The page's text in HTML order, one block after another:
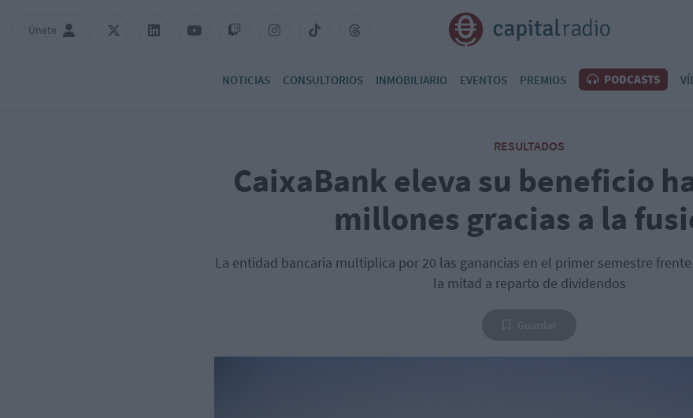
Únete
NOTICIAS CONSULTORIOS INMOBILIARIO EVENTOS PREMIOS PODCASTS
RESULTADOS
CaixaBank eleva su beneficio
millones gracias a la
La entidad bancaria multiplica por 20 las ganancias en el primer semestre
la mitad a reparto de dividendos